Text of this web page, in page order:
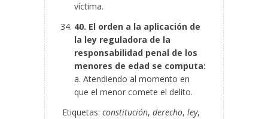
víctima.
40. El orden a la aplicación de
la ley reguladora de la
responsabilidad penal de los
menores de edad se computa:
a. Atendiendo al momento en
que el menor comete el delito.
Etiquetas: constitución, derecho, ley,